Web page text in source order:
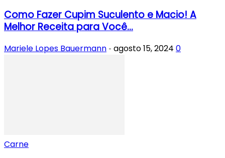
Como Fazer Cupim Suculento e Macio! A
Melhor Receita para Você...
Mariele Lopes Bauermann - agosto 15, 2024 0
Carne